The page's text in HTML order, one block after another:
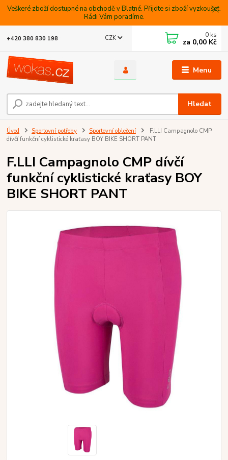
Veškeré zboží dostupné na obchodě v Blatné. Přijdte si zboží vyzkoušet.
Rádi Vám poradíme.
Menu
CZK
Hledat
+420 380 830 198 0 ks
za 0,00 Kč
Úvod Sportovní potřeby Sportovní oblečení
F.LLI Campagnolo CMP
dívčí funkční cyklistické kraťasy BOY BIKE SHORT PANT
F.LLI Campagnolo CMP dívčí
funkční cyklistické kraťasy BOY
BIKE SHORT PANT